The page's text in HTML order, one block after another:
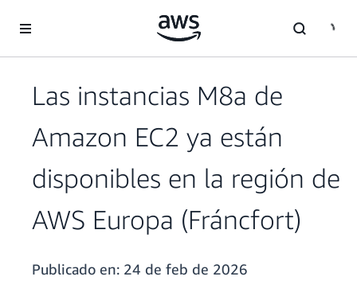
Las instancias M8a de
Amazon EC2 ya están
disponibles en la región de
AWS Europa (Fráncfort)
Publicado en: 24 de feb de 2026